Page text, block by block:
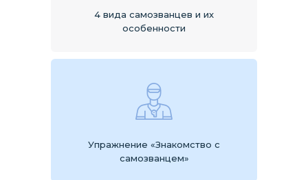
4 вида самозванцев и их
особенности
Упражнение «Знакомство с
самозванцем»